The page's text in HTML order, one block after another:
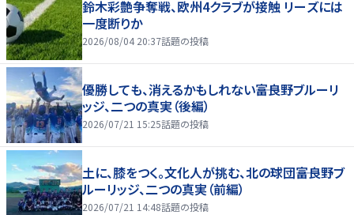
鈴木彩艶争奪戦、欧州4クラブが接触 リーズには
一度断りか
2026/08/04 20:37話題の投稿
優勝しても、消えるかもしれない――富良野ブルーリ
ッジ、二つの真実（後編）
2026/07/21 15:25話題の投稿
土に、膝をつく。文化人が挑む、北の球団――富良野ブ
ルーリッジ、二つの真実（前編）
2026/07/21 14:48話題の投稿